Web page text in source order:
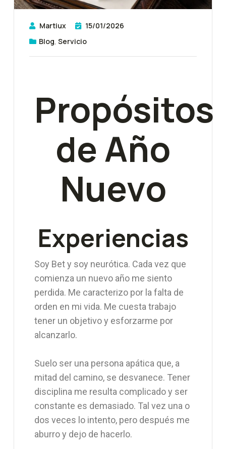
Martiux
15/01/2026
Blog, Servicio
Propósitos
de Año
Nuevo
Experiencias
Soy Bet y soy neurótica. Cada vez que
comienza un nuevo año me siento
perdida. Me caracterizo por la falta de
orden en mi vida. Me cuesta trabajo
tener un objetivo y esforzarme por
alcanzarlo.
Suelo ser una persona apática que, a
mitad del camino, se desvanece. Tener
disciplina me resulta complicado y ser
constante es demasiado. Tal vez una o
dos veces lo intento, pero después me
aburro y dejo de hacerlo.